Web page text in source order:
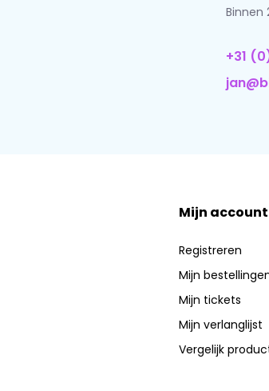
Binnen
+31
Mijn account
Registreren
Mijn
Mijn tickets
Mijn verlanglijst
Vergelijk